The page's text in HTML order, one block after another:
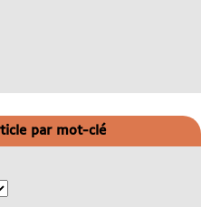
par mot-clé